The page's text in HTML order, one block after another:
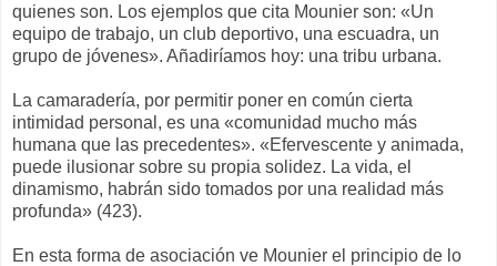
quienes son. Los ejemplos que cita Mounier son: «Un
equipo de trabajo, un club deportivo, una escuadra, un
grupo de jóvenes». Añadiríamos hoy: una tribu urbana.
La camaradería, por permitir poner en común cierta
intimidad personal, es una «comunidad mucho más
humana que las precedentes». «Efervescente y animada,
puede ilusionar sobre su propia solidez. La vida, el
dinamismo, habrán sido tomados por una realidad más
profunda» (423).
En esta forma de asociación ve Mounier el principio de lo